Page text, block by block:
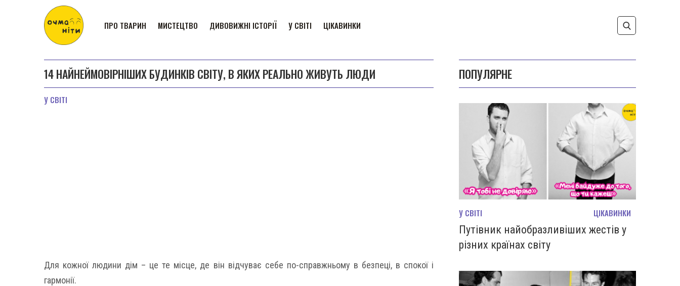
ПРО ТВАРИН МИСТЕЦТВО ДИВОВИЖНІ ІСТОРІЇ У СВІТІ ЦІКАВИНКИ
14 НАЙНЕЙМОВІРНІШИХ БУДИНКІВ СВІТУ, В ЯКИХ РЕАЛЬНО ЖИВУТЬ ЛЮДИ
У СВІТІ
Для кожної людини дім – це те місце, де він відчуває себе по-справжньому в безпеці, в спокої і
гармонії.
ПОПУЛЯРНЕ
У СВІТІ ЦІКАВИНКИ
Путівник найобразливіших жестів у
різних країнах світу